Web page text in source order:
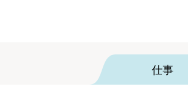
仕事